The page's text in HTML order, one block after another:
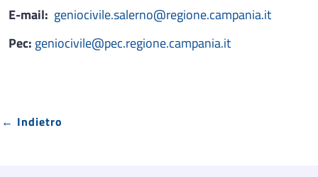
E-mail: geniocivile.salerno@regione.campania.it
Pec: geniocivile@pec.regione.campania.it
← Indietro